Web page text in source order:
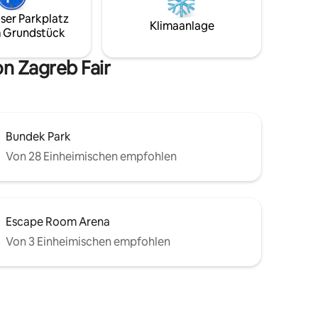
eine
Ich
entfernt) und in der Nähe: *
Einkaufszentrum Arena Centar *
Sport-/Konzertsaal Arena Zagreb * Golf-
zeitgenössische Kunst * Avenue Mall *
Bundek und Jarun
Parkplatz
Grundstück
Klimaanlage
Zagreb Fair
Bundek Park
Von 28 Einheimischen empfohlen
Escape Room Arena
Von 3 Einheimischen empfohlen